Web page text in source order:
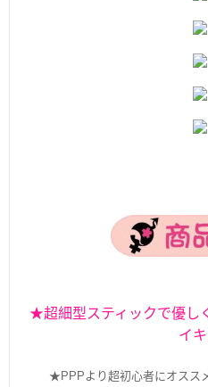
★超細型スティックで優し
イキ
★PPPより超初心者にオスス